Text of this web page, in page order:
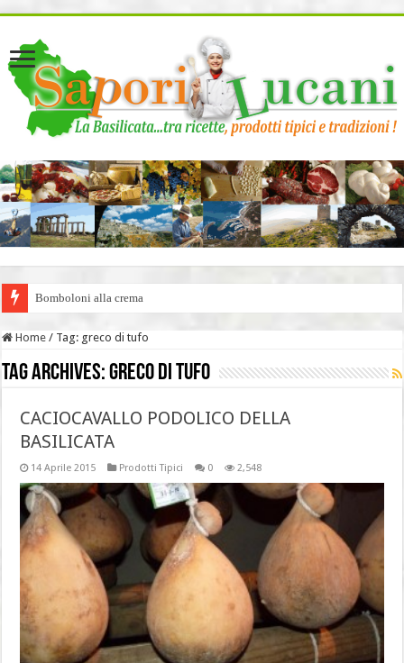
Bomboloni alla crema
Home / Tag: greco di tufo
Tag Archives:greco di tufo
CACIOCAVALLO PODOLICO DELLA
BASILICATA
14 Aprile 2015 Prodotti Tipici 0 2,548